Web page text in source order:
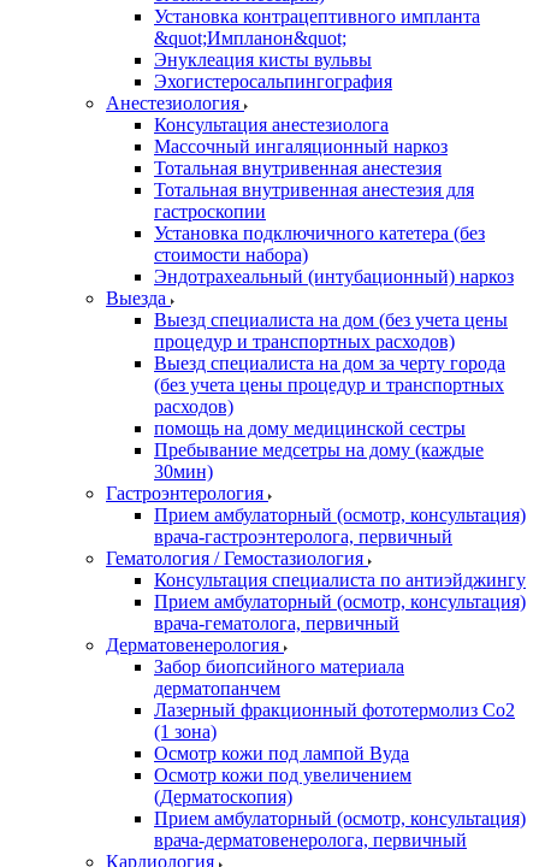
Установка контрацептивного импланта
&quot;Импланон&quot;
Энуклеация кисты вульвы
Эхогистеросальпингография
Анестезиология
Консультация анестезиолога
Массочный ингаляционный наркоз
Тотальная внутривенная анестезия
Тотальная внутривенная анестезия для
гастроскопии
Установка подключичного катетера (без
стоимости набора)
Эндотрахеальный (интубационный) наркоз
Выезда
Выезд специалиста на дом (без учета цены
процедур и транспортных расходов)
Выезд специалиста на дом за черту города
(без учета цены процедур и транспортных
расходов)
помощь на дому медицинской сестры
Пребывание медсетры на дому (каждые
30мин)
Гастроэнтерология
Прием амбулаторный (осмотр, консультация)
врача-гастроэнтеролога, первичный
Гематология / Гемостазиология
Консультация специалиста по антиэйджингу
Прием амбулаторный (осмотр, консультация)
врача-гематолога, первичный
Дерматовенерология
Забор биопсийного материала
дерматопанчем
Лазерный фракционный фототермолиз Со2
(1 зона)
Осмотр кожи под лампой Вуда
Осмотр кожи под увеличением
(Дерматоскопия)
Прием амбулаторный (осмотр, консультация)
врача-дерматовенеролога, первичный
Кардиология